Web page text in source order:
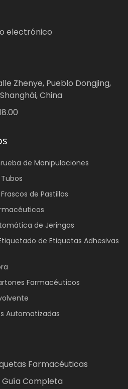
electrónico
Zhenye, Pueblo Dongjing,
China
de Manipulaciones
de Pastillas
de Jeringas
de Etiquetas Adhesivas
Farmacéuticos
Automatizadas
Farmacéuticas
Guía Completa